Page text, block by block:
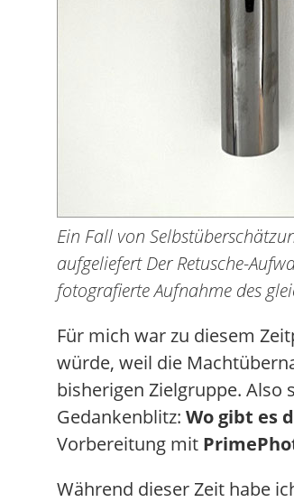
Ein Fall von
aufgeliefert Der Retusche-
fotografierte Aufnahme des
Für mich war zu diesem
würde, weil die
bisherigen Zielgruppe. Also
Gedankenblitz: Wo gibt es
Vorbereitung mit
Während dieser Zeit habe